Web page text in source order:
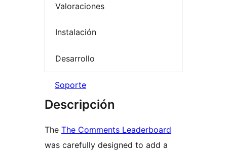
Valoraciones
Instalación
Desarrollo
Soporte
Descripción
The The Comments Leaderboard
was carefully designed to add a